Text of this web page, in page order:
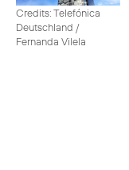
Credits: Telefónica
Deutschland /
Fernanda Vilela